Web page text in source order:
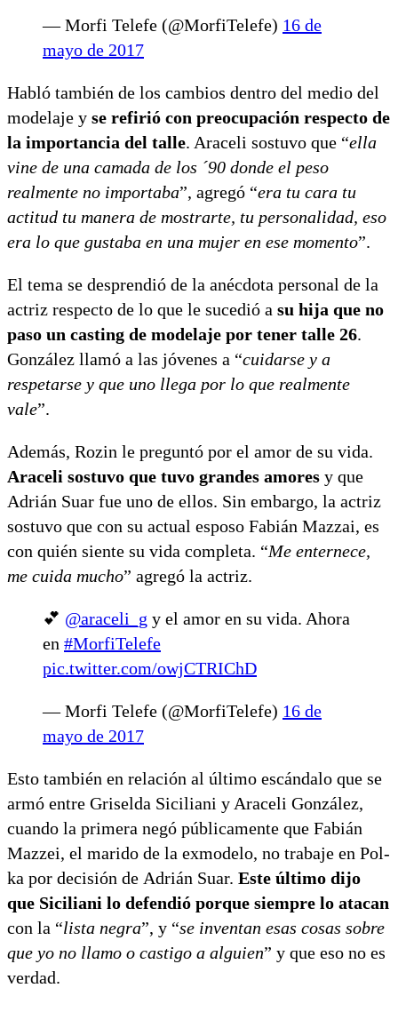
— Morfi Telefe (@MorfiTelefe) 16 de
mayo de 2017
Habló también de los cambios dentro del medio del
modelaje y se refirió con preocupación respecto de
la importancia del talle. Araceli sostuvo que “ella
vine de una camada de los ´90 donde el peso
realmente no importaba”, agregó “era tu cara tu
actitud tu manera de mostrarte, tu personalidad, eso
era lo que gustaba en una mujer en ese momento”.
El tema se desprendió de la anécdota personal de la
actriz respecto de lo que le sucedió a su hija que no
paso un casting de modelaje por tener talle 26.
González llamó a las jóvenes a “cuidarse y a
respetarse y que uno llega por lo que realmente
vale”.
Además, Rozin le preguntó por el amor de su vida.
Araceli sostuvo que tuvo grandes amores y que
Adrián Suar fue uno de ellos. Sin embargo, la actriz
sostuvo que con su actual esposo Fabián Mazzai, es
con quién siente su vida completa. “Me enternece,
me cuida mucho” agregó la actriz.
💕 @araceli_g y el amor en su vida. Ahora
en #MorfiTelefe
pic.twitter.com/owjCTRIChD
— Morfi Telefe (@MorfiTelefe) 16 de
mayo de 2017
Esto también en relación al último escándalo que se
armó entre Griselda Siciliani y Araceli González,
cuando la primera negó públicamente que Fabián
Mazzei, el marido de la exmodelo, no trabaje en Pol-
ka por decisión de Adrián Suar. Este último dijo
que Siciliani lo defendió porque siempre lo atacan
con la “lista negra”, y “se inventan esas cosas sobre
que yo no llamo o castigo a alguien” y que eso no es
verdad.